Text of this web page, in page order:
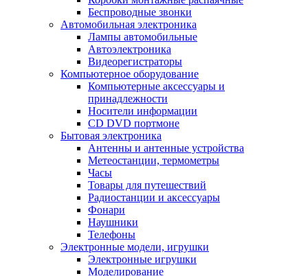
Беспроводные звонки
Автомобильная электроника
Лампы автомобильные
Автоэлектроника
Видеорегистраторы
Компьютерное оборудование
Компьютерные аксессуары и
принадлежности
Носители информации
CD DVD портмоне
Бытовая электроника
Антенны и антенные устройства
Метеостанции, термометры
Часы
Товары для путешествий
Радиостанции и аксессуары
Фонари
Наушники
Телефоны
Электронные модели, игрушки
Электронные игрушки
Моделирование